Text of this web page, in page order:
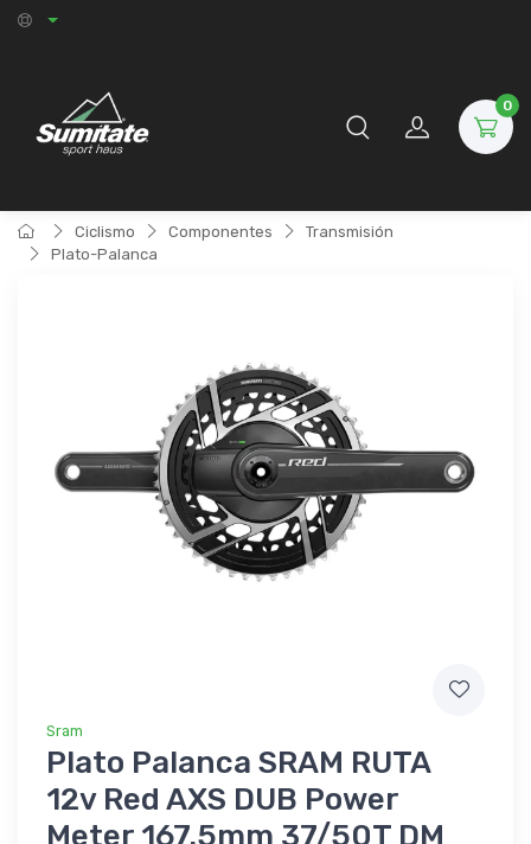
0
Ciclismo Componentes
Transmisión
Plato-Palanca
Sram
Plato Palanca SRAM RUTA
12v Red AXS DUB Power
Meter 167.5mm 37/50T DM